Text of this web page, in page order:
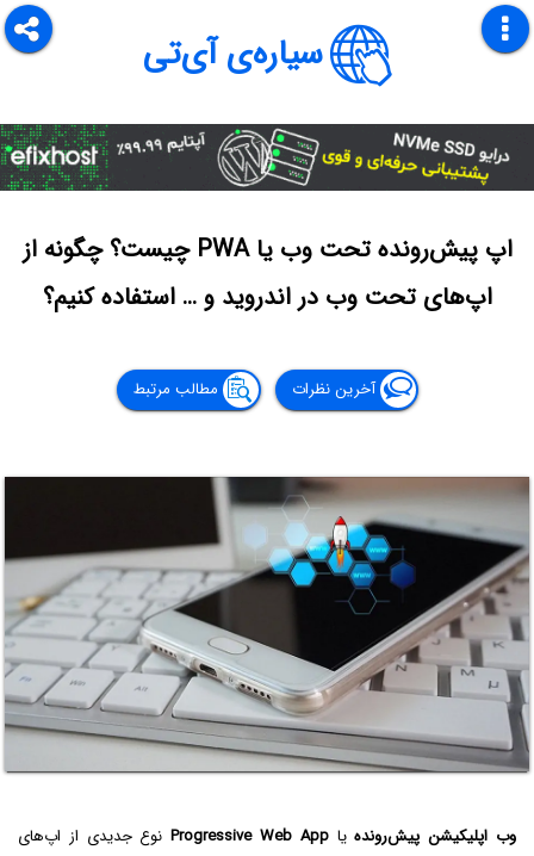
سیاره‌ی آی‌تی
اپ پیش‌رونده تحت وب یا PWA چیست؟ چگونه از
اپ‌های تحت وب در اندروید و … استفاده کنیم؟
آخرین نظرات مطالب مرتبط
وب اپلیکیشن پیش‌روندهیاProgressive Web Appنوع جدیدی از اپ‌های